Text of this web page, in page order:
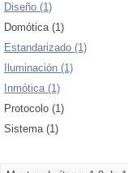
Diseño (1)
Domótica (1)
Estandarizado (1)
Iluminación (1)
Inmótica (1)
Protocolo (1)
Sistema (1)